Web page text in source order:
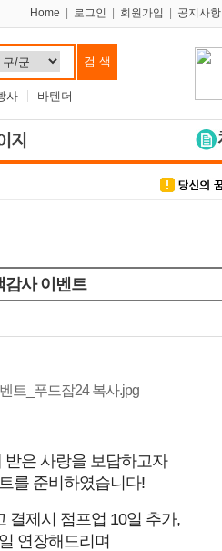
Home 로그인 회원가입 공지사항
사 바텐더
감사 이벤트
받은 사랑을 보답하고자
를 준비하였습니다!
결제시 점프업 10일 추가,
연장해드리며